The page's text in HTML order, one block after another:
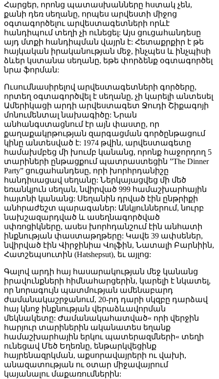
Հարցեր, որոնց պատասխանները հստակ չեն,
քանի դեռ սեղանը, որպես արվեստի միջոց
օգտագործելու արվեստագետների որևէ
հանդիպում տեղի չի ունեցել: Այս ցուցահանդեսը
այդ մտքի հանդիպման վայրն է: Հետաքրքիր է թե
հայկական իրականության մեջ, ինչպես և ինչպիսի
ձևեր կստանա սեղանը, եթե փորձենք օգտագործել
նրա ֆորման:
Ուսումնասիրելով արվեստագետների գործերը,
որտեղ օգտագործվել է սեղանը, չի կարելի անտեսել
Ամերիկացի արդի արվեստագետ Ջուդի Շիքագոյի
մոնումենտալ նախագիծը: Նրան
անհանգստացնում էր այն փաստը, որ
քաղաքակրթության զարգացման գործընթացում
կինը անտեսված է: 1974 թվին, արվեստագետը
համախմբեց մի խումբ կանանց, որոնք հաջորդող 5
տարիների ընթացքում պատրաստեցին ”The Dinner
Party” ցուցահանդեսը, որի խորհրդանիշը
հանդիսացավ սեղանը: Ներկայացվեց մի մեծ
եռանկյուն սեղան, նվիրված 999 համաշխարհային
հայտնի կանանց: Սեղանին դրված էին ընթրիքի
անհրաժեշտ պարագաներ: Անկյուններում, նուրբ
նախշազարդված և ասեղնագործված
սփռոցիկները, ասես խորհդանշում էին անհատի
ինքնության փաստաթղթերը: Կավե 39 ափսեներ,
նվիրված էին Վիրջինիա Վոլֆին, Նատալի Բարնիին,
Հատշեպսուտին (Hatshepsut), եւ այլոց:
Գալով արդի հայ հասարակության մեջ կանանց
իրավունքների հիմնահարցերին, կարելի է նկատել,
որ նորագույն պատմության ամենաբարդ
ժամանակաշրջանում, 20-րդ դարի սկզբը դարձավ
հայ կնոջ ինքնության վերաձևավորման
մեկնակետը: Ժամանակահատված« որի վերջին
հարյուր տարիներին ականատես եղանք
համաշխարհային երկու պատերազմների« տեղի
ունեցավ Մեծ Եղեռնը, ենթարկվեցինք
հայրենազրկման, աքսորավայրերի ու վախի,
անազատության ու օտար միջավայրում
կայանալու մաքառումներին: